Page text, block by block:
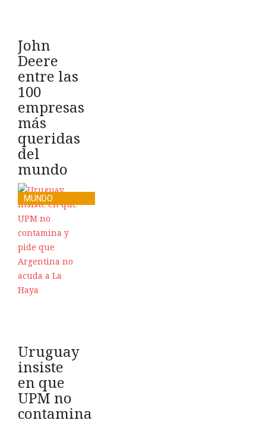
John
Deere
entre las
100
empresas
más
queridas
del
mundo
Uruguay
insiste
en que
UPM no
contamina
MUNDO